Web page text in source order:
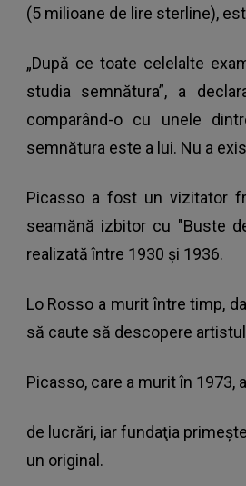
(5 milioane de lire sterline),
„După ce toate celelalte
studia semnătura”, a
comparând-o cu unele
semnătura este a lui. Nu a
Picasso a fost un vizitator
seamănă izbitor cu "Buste
realizată între 1930 şi 1936.
Lo Rosso a murit între timp,
să caute să descopere
Picasso, care a murit în 1973,
de lucrări, iar fundaţia
un original.